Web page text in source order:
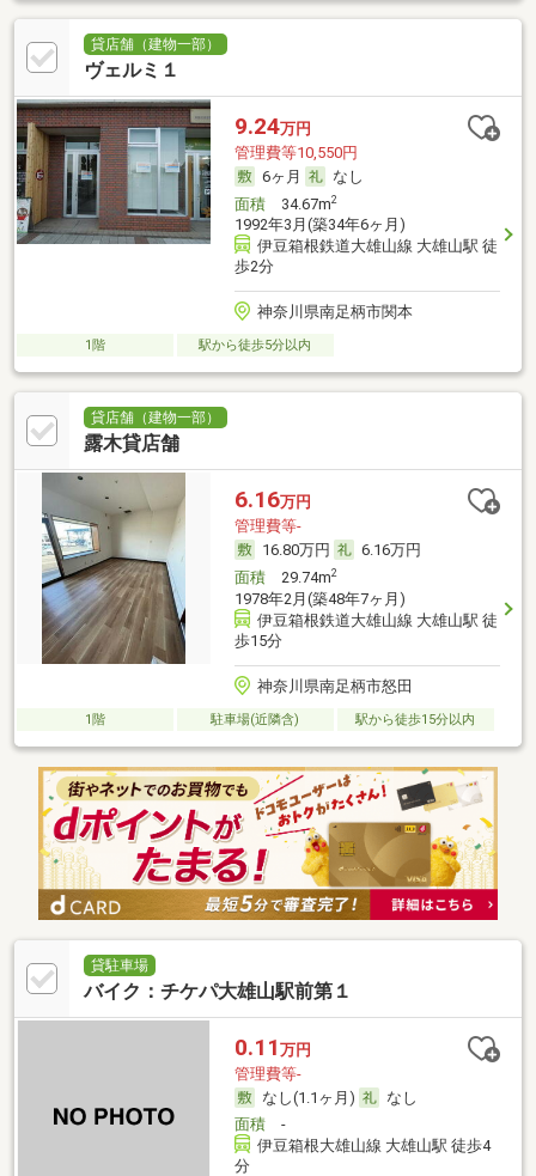
貸店舗（建物一部）
ヴェルミ１
9.24万円
管理費等10,550円
6ヶ月
なし
面積34.67m2
1992年3月(築34年6ヶ月)
伊豆箱根鉄道大雄山線 大雄山駅 徒
歩2分
神奈川県南足柄市関本
1階 駅から徒歩5分以内
貸店舗（建物一部）
露木貸店舗
6.16万円
管理費等-
16.80万円
6.16万円
面積29.74m2
1978年2月(築48年7ヶ月)
伊豆箱根鉄道大雄山線 大雄山駅 徒
歩15分
神奈川県南足柄市怒田
1階 駐車場(近隣含) 駅から徒歩15分以内
貸駐車場
バイク：チケパ大雄山駅前第１
0.11 万円
管理費等-
なし(1.1ヶ月)
なし
面積-
伊豆箱根大雄山線 大雄山駅 徒歩4
分